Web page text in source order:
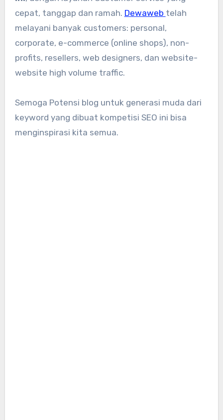
cepat, tanggap dan ramah. Dewaweb telah
melayani banyak customers: personal,
corporate, e-commerce (online shops), non-
profits, resellers, web designers, dan website-
website high volume traffic.
Semoga Potensi blog untuk generasi muda dari
keyword yang dibuat kompetisi SEO ini bisa
menginspirasi kita semua.